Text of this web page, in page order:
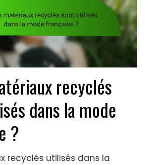
recyclés
dans la mode
?
recyclés utilisés dans la